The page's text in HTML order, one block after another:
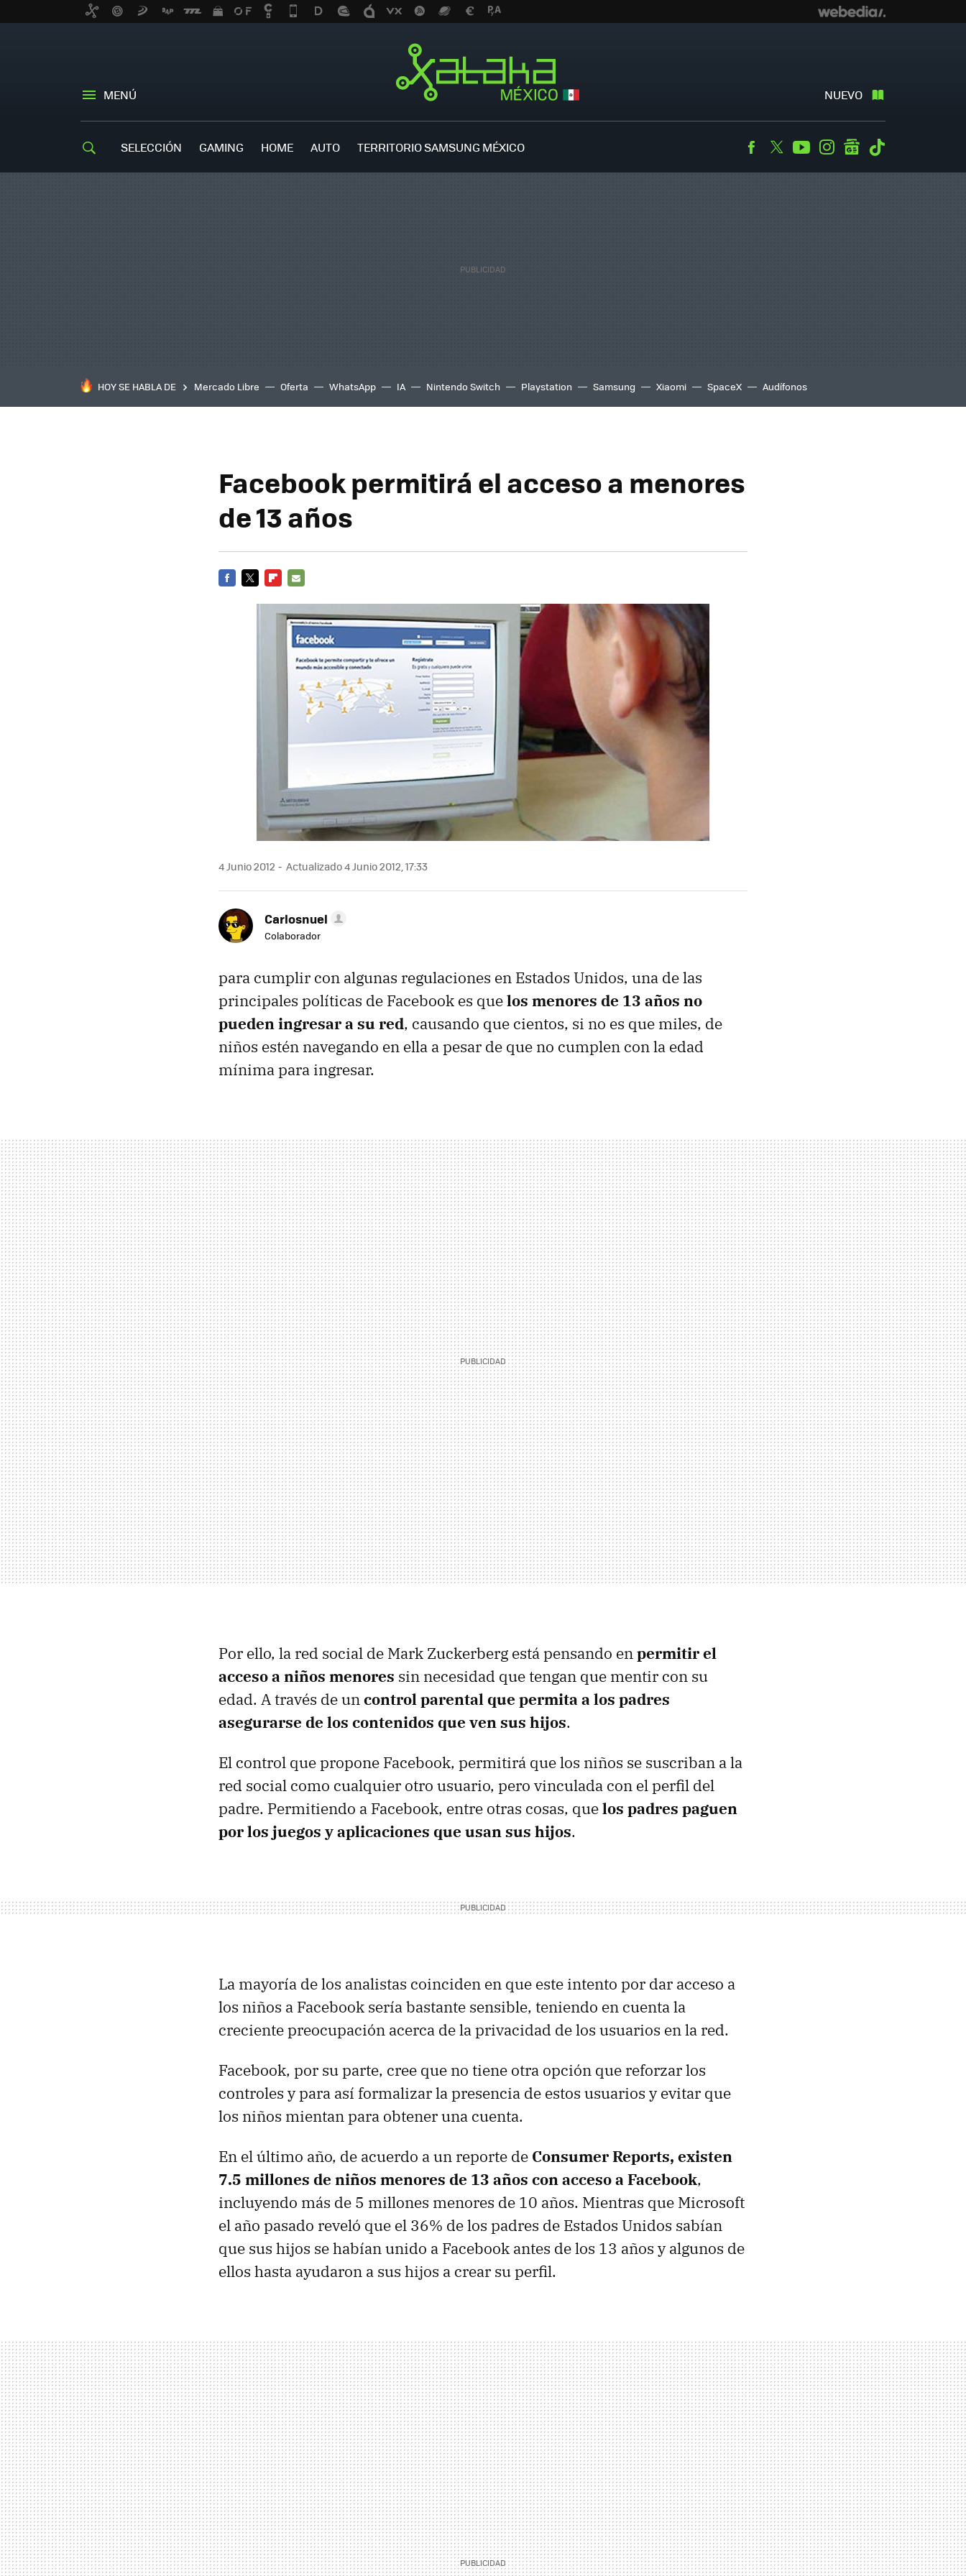
MENÚ NUEVO
SELECCIÓN GAMING HOME AUTO TERRITORIO SAMSUNG MÉXICO Facebook
TwitterYoutubeInstagramgooglenews
HOY SE HABLA DE Mercado Libre Oferta WhatsApp IA Nintendo Switch Playstation Samsung Xiaomi SpaceX Audífonos
Facebook permitirá el acceso a menores
de 13 años
MAIL
4 Junio 2012 Actualizado 4 Junio 2012, 17:33
Carlosnuel
Colaborador
para cumplir con algunas regulaciones en Estados Unidos, una de las
principales políticas de Facebook es quelos menores de 13 años no
pueden ingresar a su red, causando que cientos, si no es que miles, de
niños estén navegando en ella a pesar de que no cumplen con la edad
mínima para ingresar.
Por ello, la red social de Mark Zuckerberg está pensando enpermitir el
acceso a niños menores sin necesidad que tengan que mentir con su
edad. A través de uncontrol parental que permita a los padres
asegurarse de los contenidos que ven sus hijos.
El control que propone Facebook, permitirá que los niños se suscriban a la
red social como cualquier otro usuario, pero vinculada con el perfil del
padre. Permitiendo a Facebook, entre otras cosas, quelos padres paguen
por los juegos y aplicaciones que usan sus hijos.
La mayoría de los analistas coinciden en que este intento por dar acceso a
los niños a Facebook sería bastante sensible, teniendo en cuenta la
creciente preocupación acerca de la privacidad de los usuarios en la red.
Facebook, por su parte, cree que no tiene otra opción que reforzar los
controles y para así formalizar la presencia de estos usuarios y evitar que
los niños mientan para obtener una cuenta.
En el último año, de acuerdo a un reporte de Consumer Reports, existen
7.5 millones de niños menores de 13 años con acceso a Facebook,
incluyendo más de 5 millones menores de 10 años. Mientras que Microsoft
el año pasado reveló que el 36% de los padres de Estados Unidos sabían
que sus hijos se habían unido a Facebook antes de los 13 años y algunos de
ellos hasta ayudaron a sus hijos a crear su perfil.